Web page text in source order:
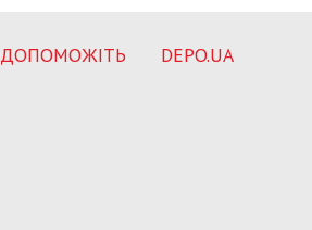
ДОПОМОЖІТЬ DEPO.UA